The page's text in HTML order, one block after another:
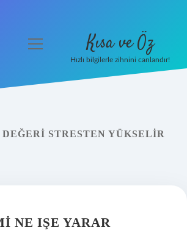
menüyü
Kısa ve Öz
Hızlı bilgilerle zihnini canlandır!
STRESTEN YÜKSELIR
NE IŞE YARAR